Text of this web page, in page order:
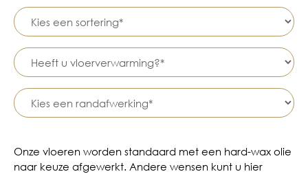
Onze vloeren worden standaard met een hard-wax olie
naar keuze afgewerkt. Andere wensen kunt u hier